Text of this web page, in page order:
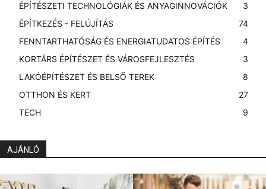
ÉPÍTÉSZETI TECHNOLÓGIÁK ÉS ANYAGINNOVÁCIÓK
3
ÉPÍTKEZÉS - FELÚJÍTÁS
74
FENNTARTHATÓSÁG ÉS ENERGIATUDATOS ÉPÍTÉS
4
KORTÁRS ÉPÍTÉSZET ÉS VÁROSFEJLESZTÉS
3
LAKÓÉPÍTÉSZET ÉS BELSŐ TEREK
8
OTTHON ÉS KERT
27
TECH
9
AJÁNLÓ